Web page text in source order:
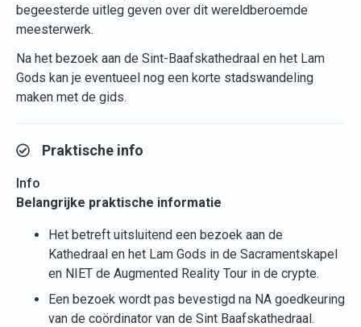
begeesterde uitleg geven over dit wereldberoemde
meesterwerk.
Na het bezoek aan de Sint-Baafskathedraal en het Lam
Gods kan je eventueel nog een korte stadswandeling
maken met de gids.
Praktische info
Info
Belangrijke praktische informatie
Het betreft uitsluitend een bezoek aan de
Kathedraal en het Lam Gods in de Sacramentskapel
en NIET de Augmented Reality Tour in de crypte.
Een bezoek wordt pas bevestigd na NA goedkeuring
van de coördinator van de Sint Baafskathedraal.